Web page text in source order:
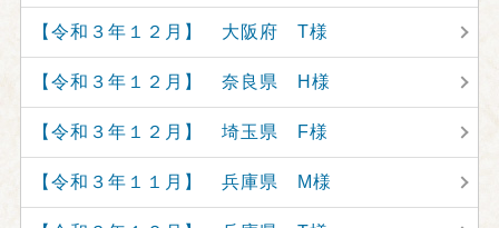
【令和３年１２月】 大阪府 T様
【令和３年１２月】 奈良県 H様
【令和３年１２月】 埼玉県 F様
【令和３年１１月】 兵庫県 M様